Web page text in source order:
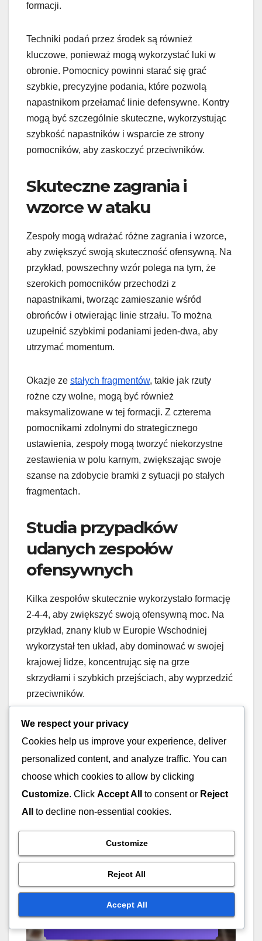
formacji.
Techniki podań przez środek są również
kluczowe, ponieważ mogą wykorzystać luki w
obronie. Pomocnicy powinni starać się grać
szybkie, precyzyjne podania, które pozwolą
napastnikom przełamać linie defensywne. Kontry
mogą być szczególnie skuteczne, wykorzystując
szybkość napastników i wsparcie ze strony
pomocników, aby zaskoczyć przeciwników.
Skuteczne zagrania i
wzorce w ataku
Zespoły mogą wdrażać różne zagrania i wzorce,
aby zwiększyć swoją skuteczność ofensywną. Na
przykład, powszechny wzór polega na tym, że
szerokich pomocników przechodzi z
napastnikami, tworząc zamieszanie wśród
obrońców i otwierając linie strzału. To można
uzupełnić szybkimi podaniami jeden-dwa, aby
utrzymać momentum.
Okazje ze stałych fragmentów, takie jak rzuty
rożne czy wolne, mogą być również
maksymalizowane w tej formacji. Z czterema
pomocnikami zdolnymi do strategicznego
ustawienia, zespoły mogą tworzyć niekorzystne
zestawienia w polu karnym, zwiększając swoje
szanse na zdobycie bramki z sytuacji po stałych
fragmentach.
Studia przypadków
udanych zespołów
ofensywnych
Kilka zespołów skutecznie wykorzystało formację
2-4-4, aby zwiększyć swoją ofensywną moc. Na
przykład, znany klub w Europie Wschodniej
wykorzystał ten układ, aby dominować w swojej
krajowej lidze, koncentrując się na grze
skrzydłami i szybkich przejściach, aby wyprzedzić
przeciwników.
Innym udanym przykładem jest reprezentacja
narodowa, która użyła formacji 2-4-4 podczas
dużego turnieju, kładąc nacisk na kontry i
efektywne stałe fragmenty. Ich zdolność do
dostosowywania strategii ofensywnych w oparciu
o słabości przeciwnika była kluczowa dla ich
w meczach o wysoką stawkę.
We respect your privacy
Cookies help us improve your experience, deliver
personalized content, and analyze traffic. You can
choose which cookies to allow by clicking
Customize. Click Accept All to consent or Reject
All
to decline non-essential cookies.
Customize
Reject All
Accept All